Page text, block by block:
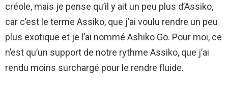
créole, mais je pense qu’il y ait un peu plus d’Assiko,
car c’est le terme Assiko, que j’ai voulu rendre un peu
plus exotique et je l’ai nommé Ashiko Go. Pour moi, ce
n’est qu’un support de notre rythme Assiko, que j’ai
rendu moins surchargé pour le rendre fluide.